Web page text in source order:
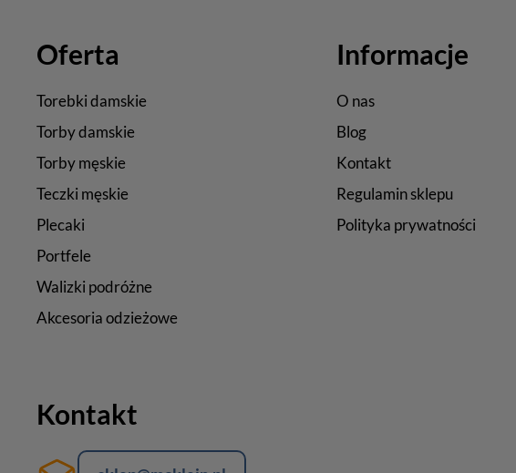
Oferta
Torebki damskie
Torby damskie
Torby męskie
Teczki męskie
Plecaki
Portfele
Walizki podróżne
Akcesoria odzieżowe
Informacje
O nas
Blog
Kontakt
Regulamin sklepu
Polityka prywatności
Kontakt